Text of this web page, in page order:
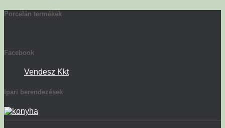
Porcelán termékek
Facebook
Vendesz Kkt
Ipari berendezések